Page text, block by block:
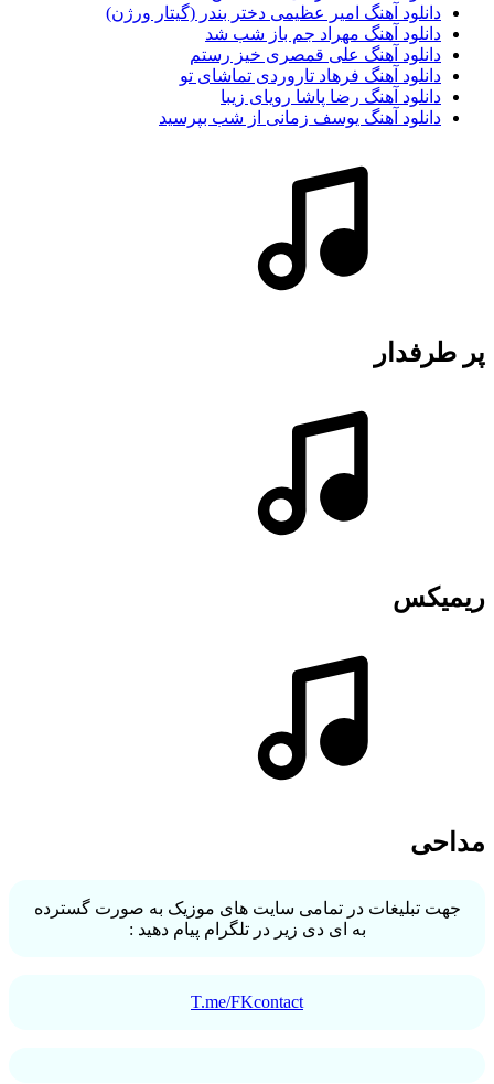
دانلود آهنگ امیر عظیمی دختر بندر (گیتار ورژن)
دانلود آهنگ مهراد جم باز شب شد
دانلود آهنگ علی قمصری خیز رستم
دانلود آهنگ فرهاد تاروردی تماشای تو
دانلود آهنگ رضا پاشا رویای زیبا
دانلود آهنگ یوسف زمانی از شب بپرسید
پر طرفدار
ریمیکس
مداحی
جهت تبلیغات در تمامی سایت های موزیک به صورت گسترده
به ای دی زیر در تلگرام پیام دهید :
T.me/FKcontact